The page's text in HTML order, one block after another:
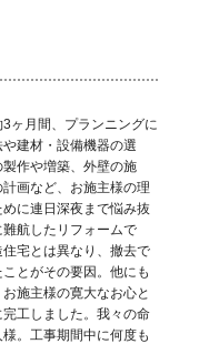
ヶ月間、プランニングに
建材・設備機器の選
作や増築、外壁の施
画など、お施主様の理
に連日深夜まで悩み抜
航したリフォームで
宅とは異なり、撤去で
とがその要因。他にも
施主様の寛大なお心と
工しました。我々の命
。工事期間中に何度も